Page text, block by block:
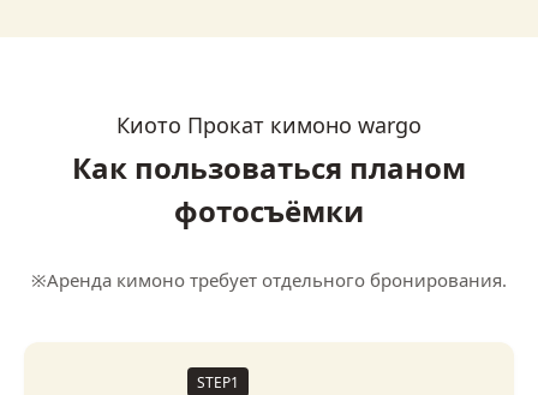
Киото Прокат кимоно wargo
Как пользоваться планом
фотосъёмки
※Аренда кимоно требует отдельного бронирования.
STEP1